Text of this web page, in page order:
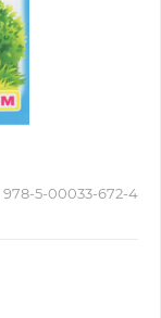
978-5-00033-672-4